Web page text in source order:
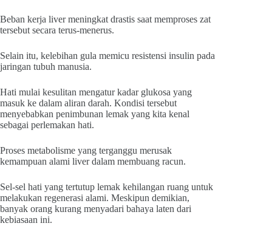
Beban kerja liver meningkat drastis saat memproses zat
tersebut secara terus-menerus.
Selain itu, kelebihan gula memicu resistensi insulin pada
jaringan tubuh manusia.
Hati mulai kesulitan mengatur kadar glukosa yang
masuk ke dalam aliran darah. Kondisi tersebut
menyebabkan penimbunan lemak yang kita kenal
sebagai perlemakan hati.
Proses metabolisme yang terganggu merusak
kemampuan alami liver dalam membuang racun.
Sel-sel hati yang tertutup lemak kehilangan ruang untuk
melakukan regenerasi alami. Meskipun demikian,
banyak orang kurang menyadari bahaya laten dari
kebiasaan ini.